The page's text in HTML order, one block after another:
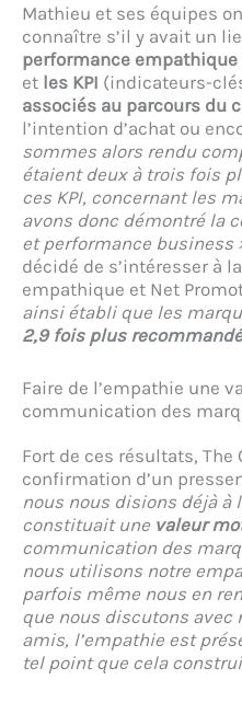
Mathieu et ses équipes
connaître s’il y avait un
performance empathique
et les KPI (indicateurs-
associés au parcours du
l’intention d’achat ou
sommes alors rendu
étaient deux à trois fois
ces KPI, concernant les
avons donc démontré la
et performance business
décidé de s’intéresser à
empathique et Net
ainsi établi que les
2,9 fois plus
Faire de l’empathie une
communication des
Fort de ces résultats, The
confirmation d’un
nous nous disions déjà à
constituait une valeur
communication des
nous utilisons notre
parfois même nous en
que nous discutons avec
amis, l’empathie est
tel point que cela